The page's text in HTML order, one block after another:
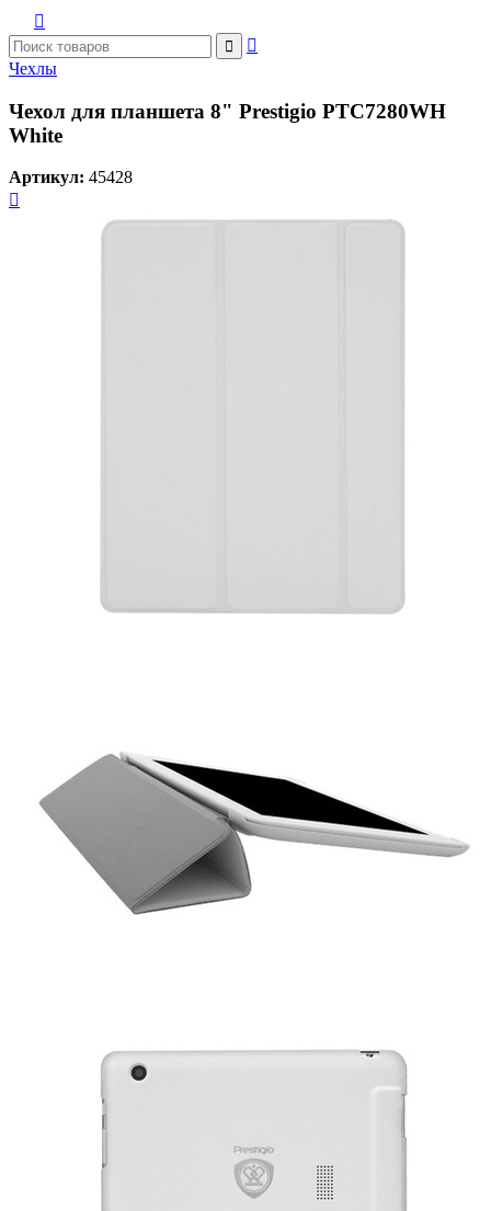



Чехлы
Чехол для планшета 8" Prestigio PTC7280WH
White
Артикул: 45428
